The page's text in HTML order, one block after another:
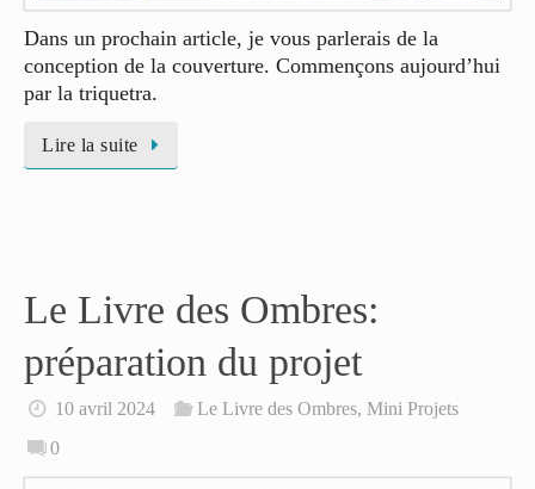
Dans un prochain article, je vous parlerais de la
conception de la couverture. Commençons aujourd’hui
par la triquetra.
Lire la suite
Le Livre des Ombres:
préparation du projet
10 avril 2024 Le Livre des Ombres, Mini Projets
0